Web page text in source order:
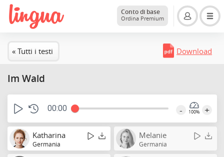
Conto di base
Ordina Premium
« Tutti i testi Download
Im Wald
00:00 - 100% +
Katharina
Germania
Melanie
Germania